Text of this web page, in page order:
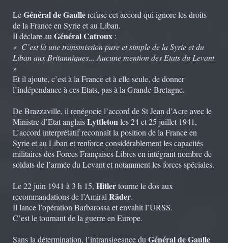
LeGénéral de Gaullerefuse cet accord qui ignore les droits
de la France en Syrie et au Liban.
Il déclare auGénéral Catroux :
« C’est là une transmission pure et simple de la Syrie et du
Liban aux Britanniques... Aucune mention des Etats du Levant
»
Et il ajoute, c’est à la France et à elle seule, de donner
l’indépendance à ces Etats, pas à la Grande-Bretagne.
De Brazzaville, il renégocie l’accord de St Jean d’Acre avec le
Ministre d’Etat anglaisLyttletonles 24 et 25 juillet 1941,
L’accord interprétatif reconnaît la position de la France en
Syrie et au Liban et renforce considérablement les capacités
militaires des Forces Françaises Libres en intégrant nombre de
soldats de l’armée du Levant et notamment les forces spéciales.
Le 22 juin 1941 à 3 h 15, Hitlertourne le dos aux
recommandations de l’AmiralRäder.
Il lance l’opération Barbarossa et envahit l’URSS.
C’est le tournant de la guerre en Europe.
Sans la détermination, l’intransigeance duGénéral de Gaulle